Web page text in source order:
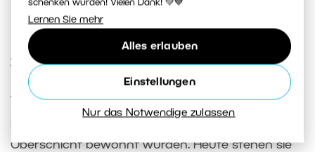
schenken würden! Vielen Dank! 💚💙
Lernen Sie mehr
Alles erlauben
Einstellungen
Nur das Notwendige zulassen
Bahnhofsgebäude im Art-déco-Stil
3. Heruntergekommene Häuser
Vor allem in Buffalo und Detroit gibt es viele
Oberschicht bewohnt wurden. Heute stehen sie